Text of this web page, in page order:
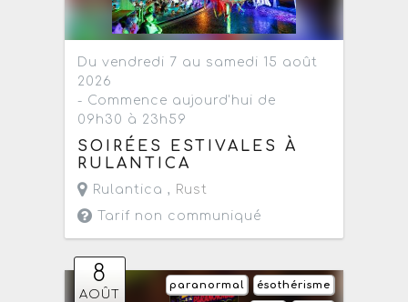
Du vendredi 7 au samedi 15 août
2026
- Commence aujourd'hui de
09h30 à 23h59
SOIRÉES ESTIVALES À
RULANTICA
Rulantica , Rust
Tarif non communiqué
8
AOÛT
ésothérisme
paranormal